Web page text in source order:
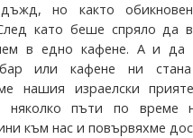
но както
като беше спряло да
в едно кафене. А и да
или кафене ни
нашия израелски
няколко пъти по време
към нас и повървяхме